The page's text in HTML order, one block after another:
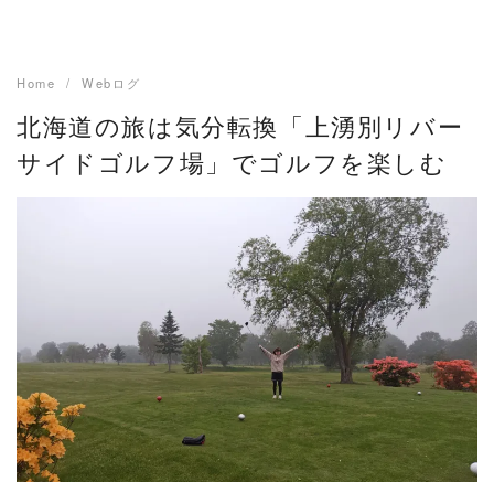
Home Webログ
北海道の旅は気分転換「上湧別リバー
サイドゴルフ場」でゴルフを楽しむ